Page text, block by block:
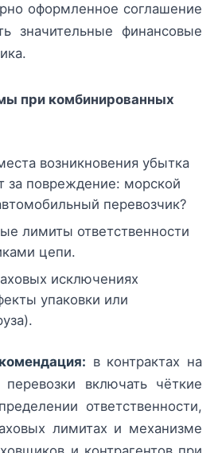
оформленное соглашение
значительные финансовые
при комбинированных
возникновения убытка
за повреждение: морской
перевозчик?
лимиты ответственности
цепи.
исключениях
упаковки или
в контрактах на
включать чёткие
ответственности,
лимитах и механизме